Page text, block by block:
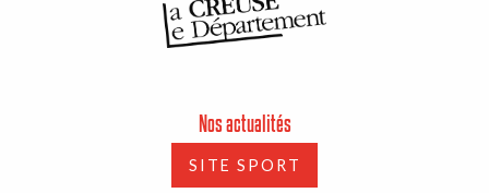
Nos actualités
SITE SPORT